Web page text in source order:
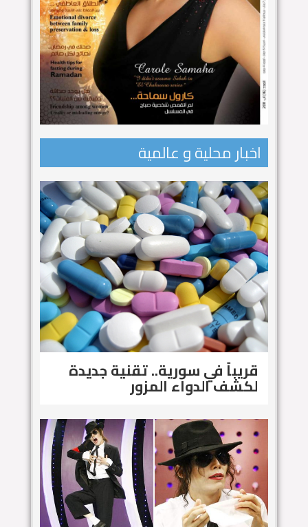
اخبار محلية و عالمية
قريباً في سورية.. تقنية جديدة
لكشف الدواء المزور